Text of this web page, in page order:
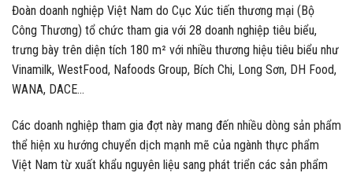
Đoàn doanh nghiệp Việt Nam do Cục Xúc tiến thương mại (Bộ
Công Thương) tổ chức tham gia với 28 doanh nghiệp tiêu biểu,
trưng bày trên diện tích 180 m² với nhiều thương hiệu tiêu biểu như
Vinamilk, WestFood, Nafoods Group, Bích Chi, Long Sơn, DH Food,
WANA, DACE…
Các doanh nghiệp tham gia đợt này mang đến nhiều dòng sản phẩm
thể hiện xu hướng chuyển dịch mạnh mẽ của ngành thực phẩm
Việt Nam từ xuất khẩu nguyên liệu sang phát triển các sản phẩm